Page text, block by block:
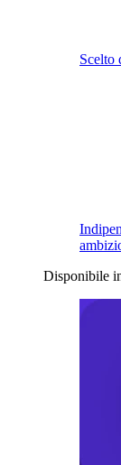
Scelto
Disponibile